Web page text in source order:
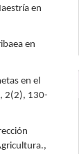
en
en
en el
2(2), 130-